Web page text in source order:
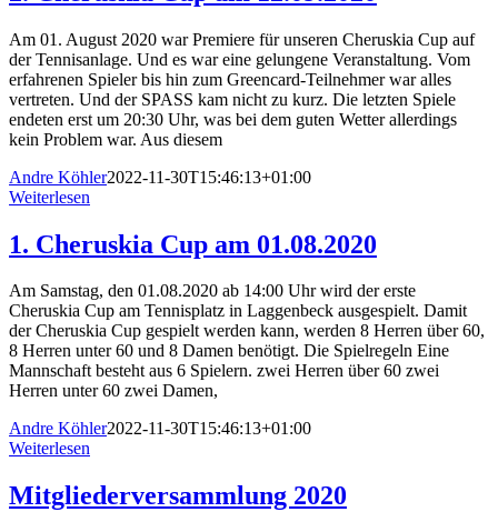
Am 01. August 2020 war Premiere für unseren Cheruskia Cup auf
der Tennisanlage. Und es war eine gelungene Veranstaltung. Vom
erfahrenen Spieler bis hin zum Greencard-Teilnehmer war alles
vertreten. Und der SPASS kam nicht zu kurz. Die letzten Spiele
endeten erst um 20:30 Uhr, was bei dem guten Wetter allerdings
kein Problem war. Aus diesem
Andre Köhler2022-11-30T15:46:13+01:00
Weiterlesen
1. Cheruskia Cup am 01.08.2020
Am Samstag, den 01.08.2020 ab 14:00 Uhr wird der erste
Cheruskia Cup am Tennisplatz in Laggenbeck ausgespielt. Damit
der Cheruskia Cup gespielt werden kann, werden 8 Herren über 60,
8 Herren unter 60 und 8 Damen benötigt. Die Spielregeln Eine
Mannschaft besteht aus 6 Spielern. zwei Herren über 60 zwei
Herren unter 60 zwei Damen,
Andre Köhler2022-11-30T15:46:13+01:00
Weiterlesen
Mitgliederversammlung 2020